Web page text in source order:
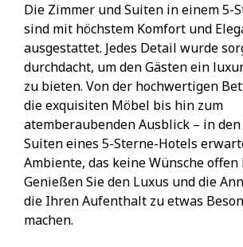
Die Zimmer und Suiten in einem 5-
sind mit höchstem Komfort und
ausgestattet. Jedes Detail wurde
durchdacht, um den Gästen ein
zu bieten. Von der hochwertigen
die exquisiten Möbel bis hin zum
atemberaubenden Ausblick – in
Suiten eines 5-Sterne-Hotels
Ambiente, das keine Wünsche offen
Genießen Sie den Luxus und die
die Ihren Aufenthalt zu etwas
machen.